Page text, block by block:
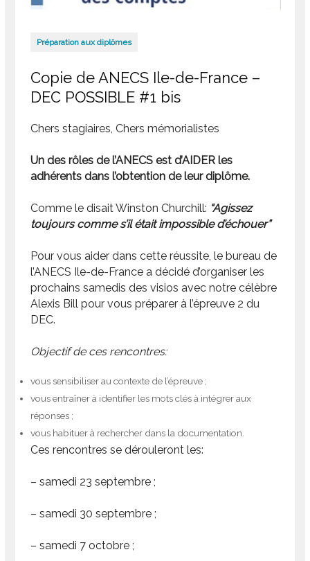
Préparation aux diplômes
Copie de ANECS Ile-de-France –
DEC POSSIBLE #1 bis
Chers stagiaires, Chers mémorialistes
Un des rôles de l’ANECS est d’AIDER les
adhérents dans l’obtention de leur diplôme.
Comme le disait Winston Churchill: “Agissez
toujours comme s’il était impossible d’échouer”
Pour vous aider dans cette réussite, le bureau de
l’ANECS Ile-de-France a décidé d’organiser les
prochains samedis des visios avec notre célèbre
Alexis Bill pour vous préparer à l’épreuve 2 du
DEC.
Objectif de ces rencontres:
vous sensibiliser au contexte de l’épreuve ;
vous entraîner à identifier les mots clés à intégrer aux
réponses ;
vous habituer à rechercher dans la documentation.
Ces rencontres se dérouleront les:
– samedi 23 septembre ;
– samedi 30 septembre ;
– samedi 7 octobre ;